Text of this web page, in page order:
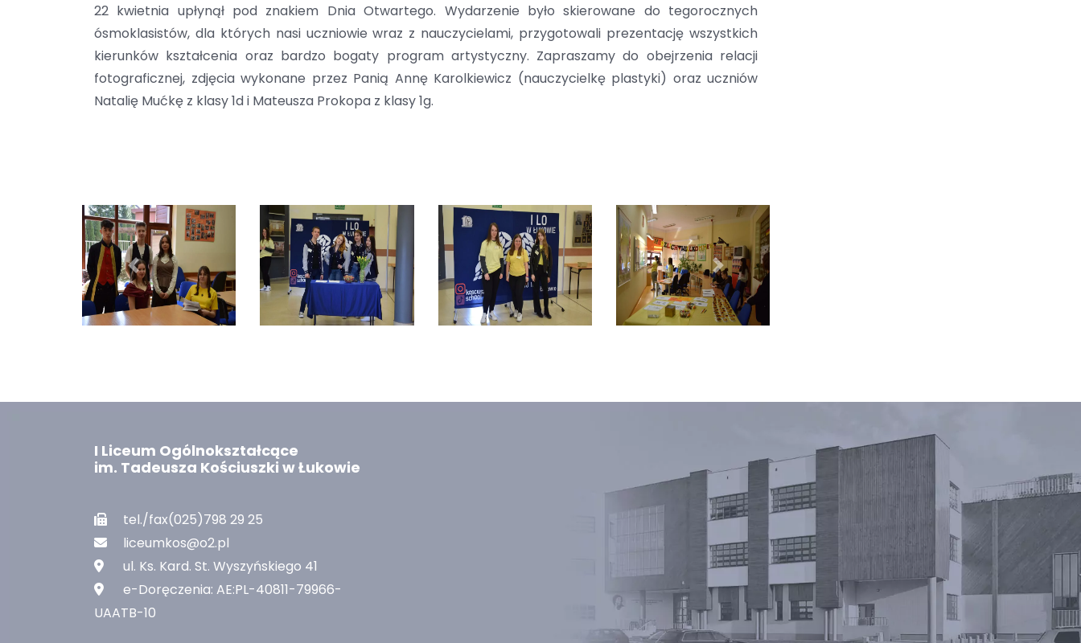
22 kwietnia upłynął pod znakiem Dnia Otwartego. Wydarzenie było skierowane do tegorocznych
ósmoklasistów, dla których nasi uczniowie wraz z nauczycielami, przygotowali prezentację wszystkich
kierunków kształcenia oraz bardzo bogaty program artystyczny. Zapraszamy do obejrzenia relacji
fotograficznej, zdjęcia wykonane przez Panią Annę Karolkiewicz (nauczycielkę plastyki) oraz uczniów
Natalię Mućkę z klasy 1d i Mateusza Prokopa z klasy 1g.
Previous Next
I Liceum Ogólnokształcące
im. Tadeusza Kościuszki w Łukowie
tel./fax(025)798 29 25
liceumkos@o2.pl
ul. Ks. Kard. St. Wyszyńskiego 41
e-Doręczenia: AE:PL-40811-79966-
UAATB-10